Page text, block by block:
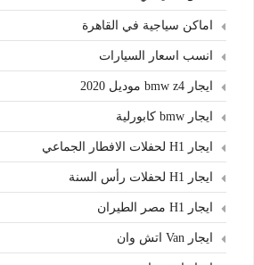
اماكن سياجية في القاهرة
انسب اسعار السيارات
ايجار bmw z4 موديل 2020
ايجار bmw كابورلية
ايجار H1 لحفلات الافطار الجماعي
ايجار H1 لحفلات رأس السنة
ايجار H1 مصر الطيران
ايجار Van اتش وان